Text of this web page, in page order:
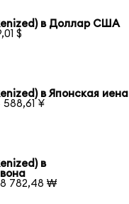
в Доллар США
$
в Японская иена
588,61 ¥
в
782,48 ₩